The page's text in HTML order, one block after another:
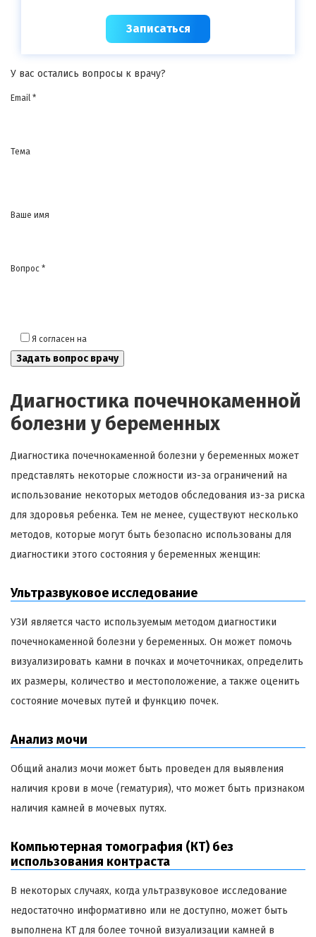
Записаться
У вас остались вопросы к врачу?
Email *
Тема
Ваше имя
Вопрос *
Я согласен на
Диагностика почечнокаменной
болезни у беременных
Диагностика почечнокаменной болезни у беременных может
представлять некоторые сложности из-за ограничений на
использование некоторых методов обследования из-за риска
для здоровья ребенка. Тем не менее, существуют несколько
методов, которые могут быть безопасно использованы для
диагностики этого состояния у беременных женщин:
Ультразвуковое исследование
УЗИ является часто используемым методом диагностики
почечнокаменной болезни у беременных. Он может помочь
визуализировать камни в почках и мочеточниках, определить
их размеры, количество и местоположение, а также оценить
состояние мочевых путей и функцию почек.
Анализ мочи
Общий анализ мочи может быть проведен для выявления
наличия крови в моче (гематурия), что может быть признаком
наличия камней в мочевых путях.
Компьютерная томография (КТ) без
использования контраста
В некоторых случаях, когда ультразвуковое исследование
недостаточно информативно или не доступно, может быть
выполнена КТ для более точной визуализации камней в